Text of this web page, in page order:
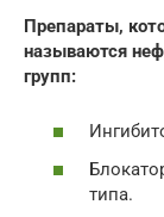
Препараты,
называются
групп:
типа.